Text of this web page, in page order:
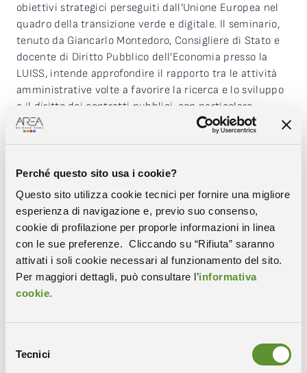
Perché questo sito usa i cookie?
Questo sito utilizza cookie tecnici per fornire una migliore
esperienza di navigazione e, previo suo consenso,
cookie di profilazione per proporle informazioni in linea
con le sue preferenze. Cliccando su “Rifiuta” saranno
attivati i soli cookie necessari al funzionamento del sito.
Per maggiori dettagli, può consultare l’informativa
cookie.
delTecnici
obiettivi strategici perseguiti dall’Unione Europea nel
quadro della transizione verde e digitale. Il seminario,
tenuto da Giancarlo Montedoro, Consigliere di Stato e
docente di Diritto Pubblico dell’Economia presso la
LUISS, intende approfondire il rapporto tra le attività
amministrative volte a favorire la ricerca e lo sviluppo
e il diritto dei contratti pubblici, con particolare
attenzione alle criticità che possono emergere quando
Nel corso del seminario, in programma l’11 marzo 2026
dalle 10.00 alle 12.00, sarà dedicato un
approfondimento al PublicProcurement for Innovation
l’approccio promosso a livello europeo che prevede il
ricorso a procedure più flessibili per gli appalti di
ricerca e sviluppo. Il seminario porrà l’attenzione sulla
necessità di superare la cultura del formalismo
amministrativo, mantenendo le garanzie, a favore di
—